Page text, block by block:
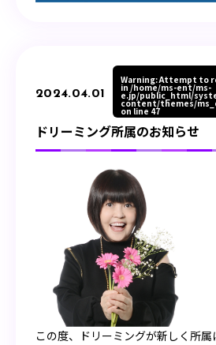
2024.04.01
Warning: Attempt to
in/home/ms-ent/ms-
e.jp/public_html/
content/themes/
on line 47
ドリーミング所属のお知らせ
この度、ドリーミングが新しく所